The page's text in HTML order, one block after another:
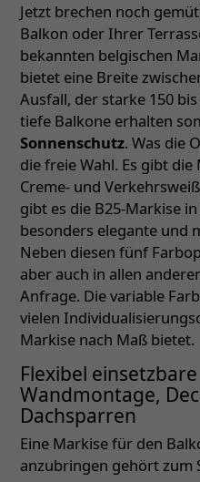
Jetzt brechen noch
Balkon oder Ihrer
bekannten belgischen
bietet eine Breite
Ausfall, der starke 150
tiefe Balkone erhalten
Sonnenschutz. Was die
die freie Wahl. Es gibt
Creme- und
gibt es die B25-Markise
besonders elegante und
Neben diesen fünf
aber auch in allen
Anfrage. Die variable
vielen
Markise nach Maß bietet.
Flexibel
Wandmontage,
Dachsparren
Eine Markise für den
anzubringen gehört zum